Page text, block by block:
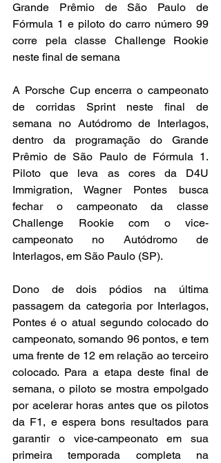
Grande Prêmio de São Paulo de
Fórmula 1 e piloto do carro número 99
corre pela classe Challenge Rookie
neste final de semana
A Porsche Cup encerra o campeonato
de corridas Sprint neste final de
semana no Autódromo de Interlagos,
dentro da programação do Grande
Prêmio de São Paulo de Fórmula 1.
Piloto que leva as cores da D4U
Immigration, Wagner Pontes busca
fechar o campeonato da classe
Challenge Rookie com o vice-
campeonato no Autódromo de
Interlagos, em São Paulo (SP).
Dono de dois pódios na última
passagem da categoria por Interlagos,
Pontes é o atual segundo colocado do
campeonato, somando 96 pontos, e tem
uma frente de 12 em relação ao terceiro
colocado. Para a etapa deste final de
semana, o piloto se mostra empolgado
por acelerar horas antes que os pilotos
da F1, e espera bons resultados para
garantir o vice-campeonato em sua
primeira temporada completa na